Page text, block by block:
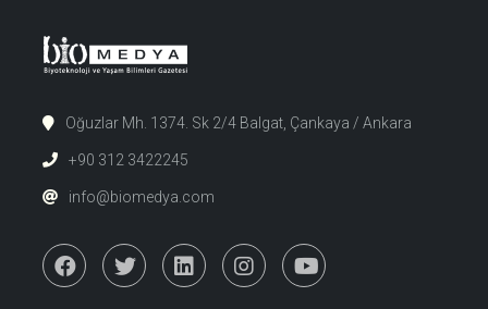
Oğuzlar Mh. 1374. Sk 2/4 Balgat, Çankaya / Ankara
+90 312 3422245
info@biomedya.com